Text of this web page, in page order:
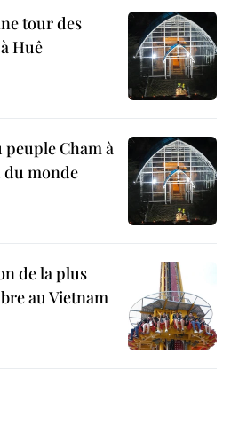
tour des
Huê
Cham à
monde
de la plus
au Vietnam